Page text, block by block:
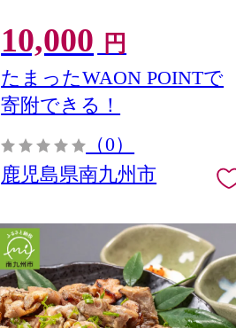
10,000 円
たまったWAON POINTで
寄附できる！
（0）
鹿児島県南九州市